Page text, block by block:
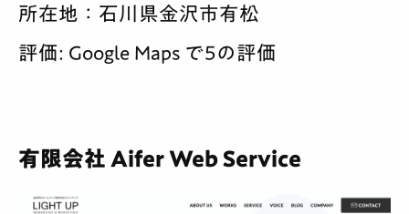
所在地：石川県金沢市有松
評価: Google Maps で5の評価
有限会社 Aifer Web Service